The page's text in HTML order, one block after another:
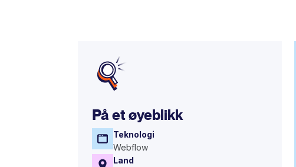
På et øyeblikk
Teknologi
Webflow
Land